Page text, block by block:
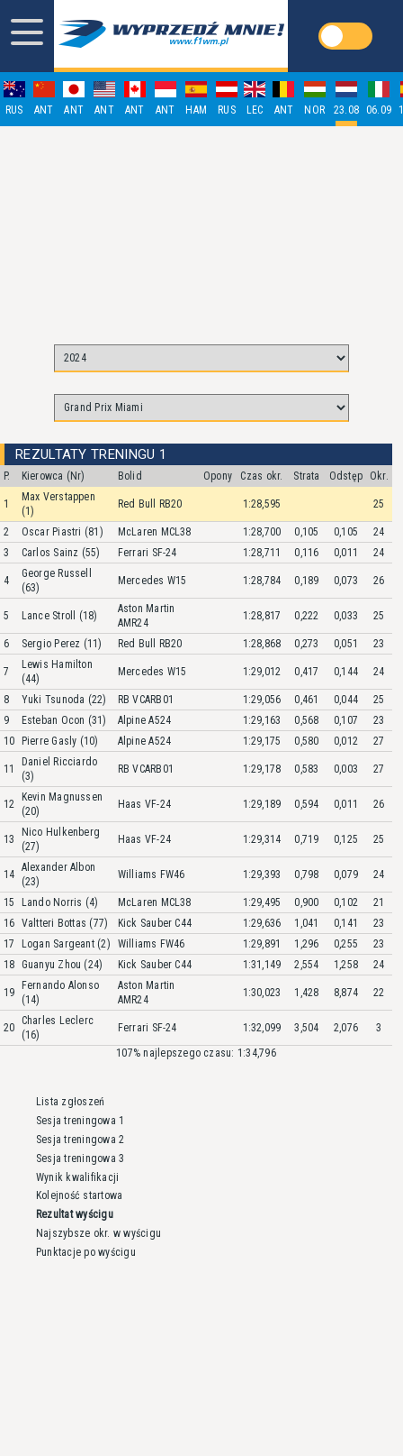
RUS ANT ANT ANT ANT ANT HAM RUS LEC ANT NOR 23.08 06.09
REZULTATY TRENINGU 1
P. Kierowca (Nr) Bolid Opony Czas okr. Strata Odstęp Okr.
1
Max Verstappen
(1)
Red Bull RB20 1:28,595 25
2 Oscar Piastri (81) McLaren MCL38 1:28,700 0,105 0,105
24
3
Carlos Sainz (55) Ferrari SF-24 1:28,711 0,116 0,011 24
4
George Russell
(63)
Mercedes W15 1:28,784 0,189 0,073 26
5 Lance Stroll (18)
Aston Martin
AMR24
1:28,817 0,222 0,033 25
6 Sergio Perez (11) Red Bull RB20 1:28,868 0,273 0,051 23
7
Lewis Hamilton
(44)
Mercedes W15 1:29,012 0,417 0,144 24
8 Yuki Tsunoda (22) RB VCARB01 1:29,056 0,461 0,044
25
9
Esteban Ocon (31) Alpine A524 1:29,163 0,568 0,107
23
10
Pierre Gasly (10) Alpine A524 1:29,175 0,580 0,012 27
11
Daniel Ricciardo
(3)
RB VCARB01 1:29,178 0,583 0,003 27
12
Kevin Magnussen
(20)
Haas VF-24 1:29,189 0,594 0,011 26
13
Nico Hulkenberg
(27)
Haas VF-24 1:29,314 0,719 0,125 25
14
Alexander Albon
(23)
Williams FW46 1:29,393 0,798 0,079 24
15 Lando Norris (4) McLaren MCL38 1:29,495 0,900 0,102
21
16 Valtteri Bottas (77) Kick Sauber C44 1:29,636 1,041 0,141
23
17
Logan Sargeant (2) Williams FW46 1:29,891 1,296 0,255
23
18
Guanyu Zhou (24) Kick Sauber C44 1:31,149 2,554 1,258 24
19
Fernando Alonso
(14)
Aston Martin
AMR24
1:30,023 1,428 8,874 22
20
Charles Leclerc
(16)
Ferrari SF-24 1:32,099 3,504 2,076
3
107% najlepszego czasu: 1:34,796
Lista zgłoszeń
Sesja treningowa 1
Sesja treningowa 2
Sesja treningowa 3
Wynik kwalifikacji
Kolejność startowa
Rezultat wyścigu
Najszybsze okr. w wyścigu
Punktacje po wyścigu